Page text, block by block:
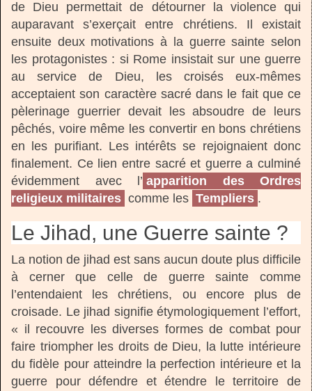
de Dieu permettait de détourner la violence qui
auparavant s’exerçait entre chrétiens. Il existait
ensuite deux motivations à la guerre sainte selon
les protagonistes : si Rome insistait sur une guerre
au service de Dieu, les croisés eux-mêmes
acceptaient son caractère sacré dans le fait que ce
pèlerinage guerrier devait les absoudre de leurs
pêchés, voire même les convertir en bons chrétiens
en les purifiant. Les intérêts se rejoignaient donc
finalement. Ce lien entre sacré et guerre a culminé
évidemment avec l’ apparition des Ordres
religieux militaires comme les Templiers .
Le Jihad, une Guerre sainte ?
La notion de jihad est sans aucun doute plus difficile
à cerner que celle de guerre sainte comme
l’entendaient les chrétiens, ou encore plus de
croisade. Le jihad signifie étymologiquement l’effort,
« il recouvre les diverses formes de combat pour
faire triompher les droits de Dieu, la lutte intérieure
du fidèle pour atteindre la perfection intérieure et la
guerre pour défendre et étendre le territoire de